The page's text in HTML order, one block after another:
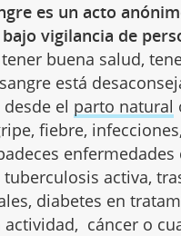
es un acto
vigilancia de
buena salud,
está
el parto natural
fiebre,
activa,
diabetes en
cáncer o